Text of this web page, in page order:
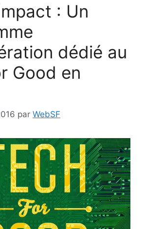
: Un
dédié au
Good en
par WebSF